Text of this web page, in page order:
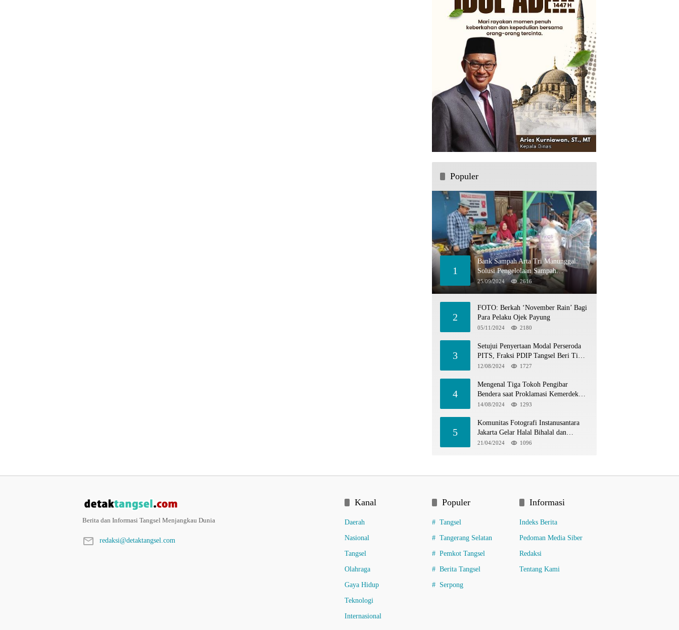
Populer
1
Bank Sampah Arta Tri Manunggal:
Solusi Pengelolaan Sampah
Berkelanjutan di Tangerang Selatan
25/09/2024 2616
2
FOTO: Berkah ‘November Rain’ Bagi
Para Pelaku Ojek Payung
05/11/2024 2180
3
Setujui Penyertaan Modal Perseroda
PITS, Fraksi PDIP Tangsel Beri Tiga
Catatan
12/08/2024 1727
4
Mengenal Tiga Tokoh Pengibar
Bendera saat Proklamasi Kemerdekaan
1945
14/08/2024 1293
5
Komunitas Fotografi Instanusantara
Jakarta Gelar Halal Bihalal dan
Hunting Bersama di TIM
21/04/2024 1096
Berita dan Informasi Tangsel Menjangkau Dunia
redaksi@detaktangsel.com
Kanal
Daerah
Nasional
Tangsel
Olahraga
Gaya Hidup
Teknologi
Internasional
Populer
Tangsel
Tangerang Selatan
Pemkot Tangsel
Berita Tangsel
Serpong
Informasi
Indeks Berita
Pedoman Media Siber
Redaksi
Tentang Kami